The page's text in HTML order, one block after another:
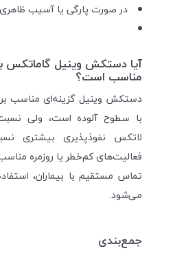
در صورت پارگی یا آسیب
آیا دستکش وینیل گاماتکس
مناسب است؟
دستکش وینیل گزینه‌ای مناسب
با سطوح آلوده است، ولی
لاتکس نفوذپذیری بیشتری
فعالیت‌های کم‌خطر یا روزمره
تماس مستقیم با بیماران،
می‌شود.
جمع‌بندی